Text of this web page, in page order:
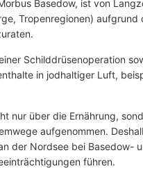
Basedow, ist von
Tropenregionen)
Schilddrüsenoperation
in jodhaltiger Luft,
nur über die Ernährung,
aufgenommen.
der Nordsee bei Basedow-
führen.